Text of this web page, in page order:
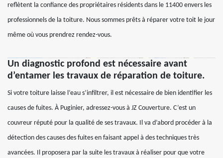
reflètent la confiance des propriétaires résidents dans le 11400 envers les
professionnels de la toiture. Nous sommes prêts à réparer votre toit le jour
même où vous prendrez rendez-vous.
Un diagnostic profond est nécessaire avant
d’entamer les travaux de réparation de toiture.
Si votre toiture laisse l’eau s’infiltrer, il est nécessaire de bien identifier les
causes de fuites. À Puginier, adressez-vous à JZ Couverture. C’est un
couvreur réputé pour la qualité de ses travaux. Il va d’abord procéder à la
détection des causes des fuites en faisant appel à des techniques très
avancées. Il proposera par la suite les travaux à réaliser pour que votre